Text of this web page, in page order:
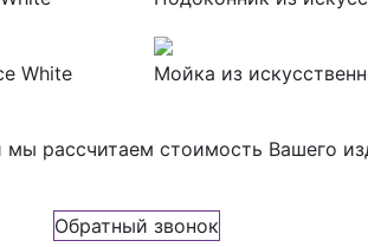
White Мойка из
мы рассчитаем стоимость Вашего
Обратный звонок